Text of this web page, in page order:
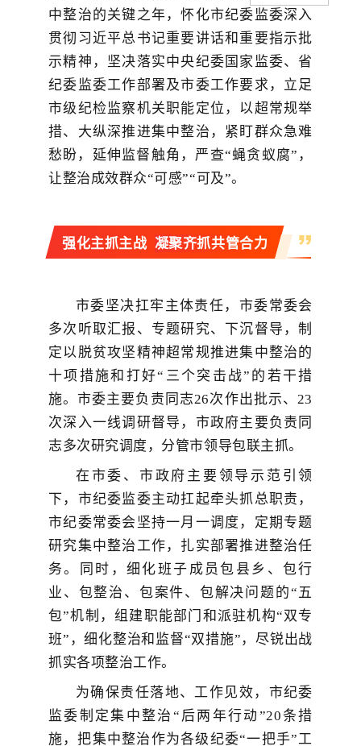
中整治的关键之年，怀化市纪委监委深入
贯彻习近平总书记重要讲话和重要指示批
示精神，坚决落实中央纪委国家监委、省
纪委监委工作部署及市委工作要求，立足
市级纪检监察机关职能定位，以超常规举
措、大纵深推进集中整治，紧盯群众急难
愁盼，延伸监督触角，严查“蝇贪蚁腐”，
让整治成效群众“可感”“可及”。
强化主抓主战 凝聚齐抓共管合力
市委坚决扛牢主体责任，市委常委会
多次听取汇报、专题研究、下沉督导，制
定以脱贫攻坚精神超常规推进集中整治的
十项措施和打好“三个突击战”的若干措
施。市委主要负责同志26次作出批示、23
次深入一线调研督导，市政府主要负责同
志多次研究调度，分管市领导包联主抓。
在市委、市政府主要领导示范引领
下，市纪委监委主动扛起牵头抓总职责，
市纪委常委会坚持一月一调度，定期专题
研究集中整治工作，扎实部署推进整治任
务。同时，细化班子成员包县乡、包行
业、包整治、包案件、包解决问题的“五
包”机制，组建职能部门和派驻机构“双专
班”，细化整治和监督“双措施”，尽锐出战
抓实各项整治工作。
为确保责任落地、工作见效，市纪委
监委制定集中整治“后两年行动”20条措
施，把集中整治作为各级纪委“一把手”工